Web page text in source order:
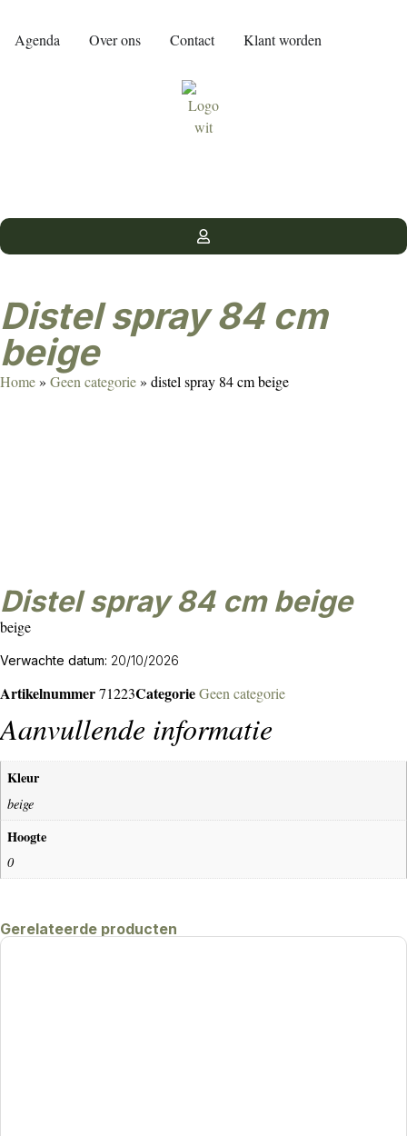
Agenda Over ons Contact Klant worden
distel spray 84 cm
beige
Home» Geen categorie» distel spray 84 cm beige
distel spray 84 cm beige
beige
Verwachte datum: 20/10/2026
Artikelnummer71223CategorieGeen categorie
Aanvullende informatie
Kleur
beige
Hoogte
0
Gerelateerde producten